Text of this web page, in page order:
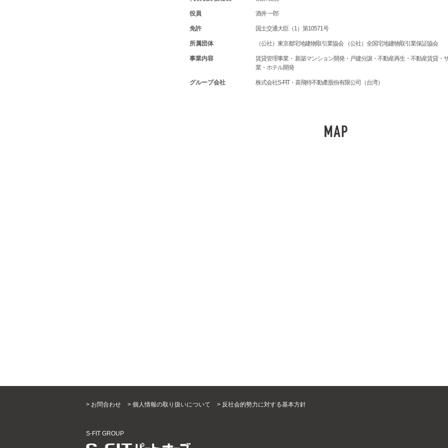
役員 酒井 一郎
免許 国土交通大臣（1）第10571号
所属団体 （公社）東京都宅地建物取引業協会 （公社）全国宅地建物取引業保証協会
事業内容 賃貸管理事業・ 新築マンション開発・戸建分譲・不動産再生・不動産賃貸・
業・ホテル開発
グループ会社 株式会社S-FIT・ 喜飛特不動產股份有限公司（台湾）
> お問合わせ > 個人情報の取り扱いについて > 反社会的勢力に対する基本方針
S-FIT GROUP